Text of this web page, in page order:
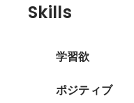
Skills
学習欲
ポジティブ